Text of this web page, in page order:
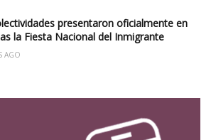
presentaron oficialmente en
la Fiesta Nacional del Inmigrante
AGO